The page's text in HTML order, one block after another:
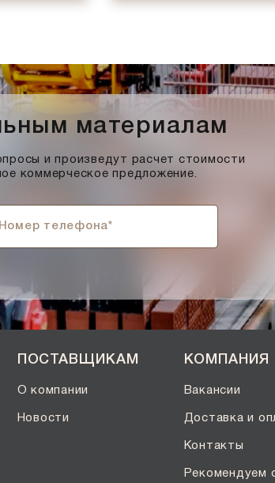
материалам
и произведут расчет стоимости
коммерческое предложение.
ПОСТАВЩИКАМ
О компании
Новости
КОМПАНИЯ
Вакансии
Доставка и
Контакты
Рекомендуем